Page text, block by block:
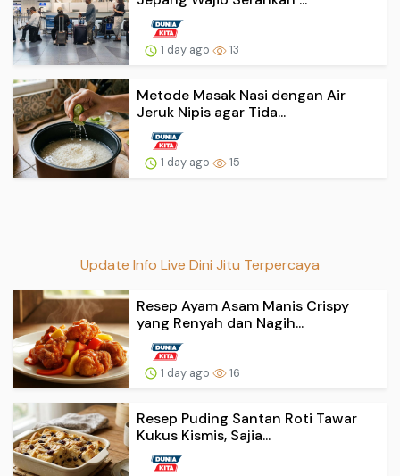
1 day ago 13
Metode Masak Nasi dengan Air
Jeruk Nipis agar Tida...
1 day ago 15
Update Info Live Dini Jitu Terpercaya
Resep Ayam Asam Manis Crispy
yang Renyah dan Nagih...
1 day ago 16
Resep Puding Santan Roti Tawar
Kukus Kismis, Sajia...